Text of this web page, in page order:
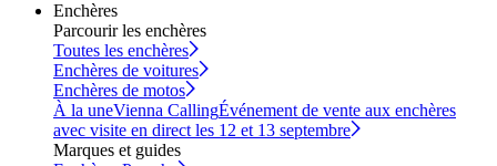
Enchères
Parcourir les enchères
Toutes les enchères
Enchères de voitures
Enchères de motos
À la uneVienna CallingÉvénement de vente aux enchères
avec visite en direct les 12 et 13 septembre
Marques et guides